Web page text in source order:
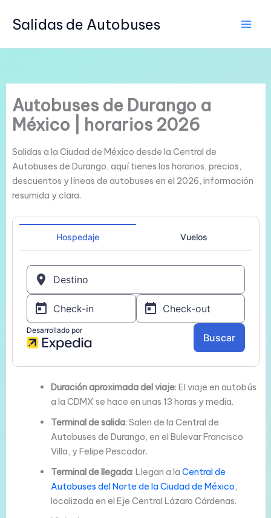
Salidas de Autobuses
Autobuses de Durango a
México | horarios 2026
Salidas a la Ciudad de México desde la Central de
Autobuses de Durango, aquí tienes los horarios, precios,
descuentos y líneas de autobuses en el 2026, información
resumida y clara.
Duración aproximada del viaje: El viaje en autobús
a la CDMX se hace en unas 13 horas y media.
Terminal de salida: Salen de la Central de
Autobuses de Durango, en el Bulevar Francisco
Villa, y Felipe Pescador.
Terminal de llegada: Llegan a la Central de
Autobuses del Norte de la Ciudad de México,
localizada en el Eje Central Lázaro Cárdenas.